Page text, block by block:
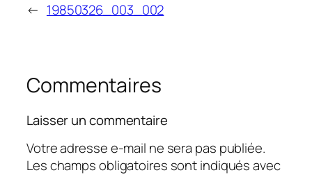
← 19850326_003_002
Commentaires
Laisser un commentaire
Votre adresse e-mail ne sera pas publiée.
Les champs obligatoires sont indiqués avec